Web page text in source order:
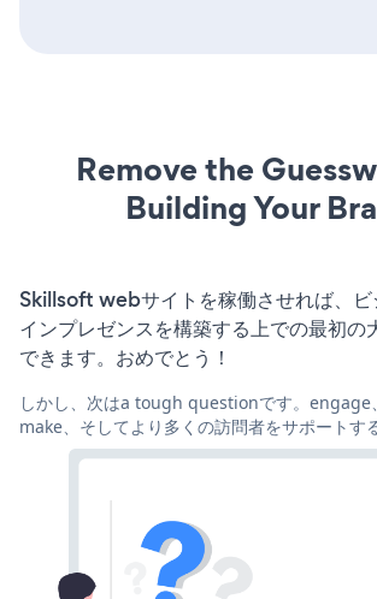
Remove the
Building Your
Skillsoft webサイトを稼働させれば、ビ
インプレゼンスを構築する上での最初の
できます。おめでとう！
しかし、次はa tough questionです。engage
make、そしてより多くの訪問者をサポートす